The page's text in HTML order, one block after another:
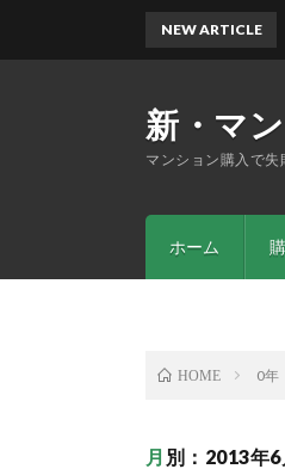
新・マ
マンション購入で
ホーム
NEW ARTICLE
HOME 0年
月別：2013年6